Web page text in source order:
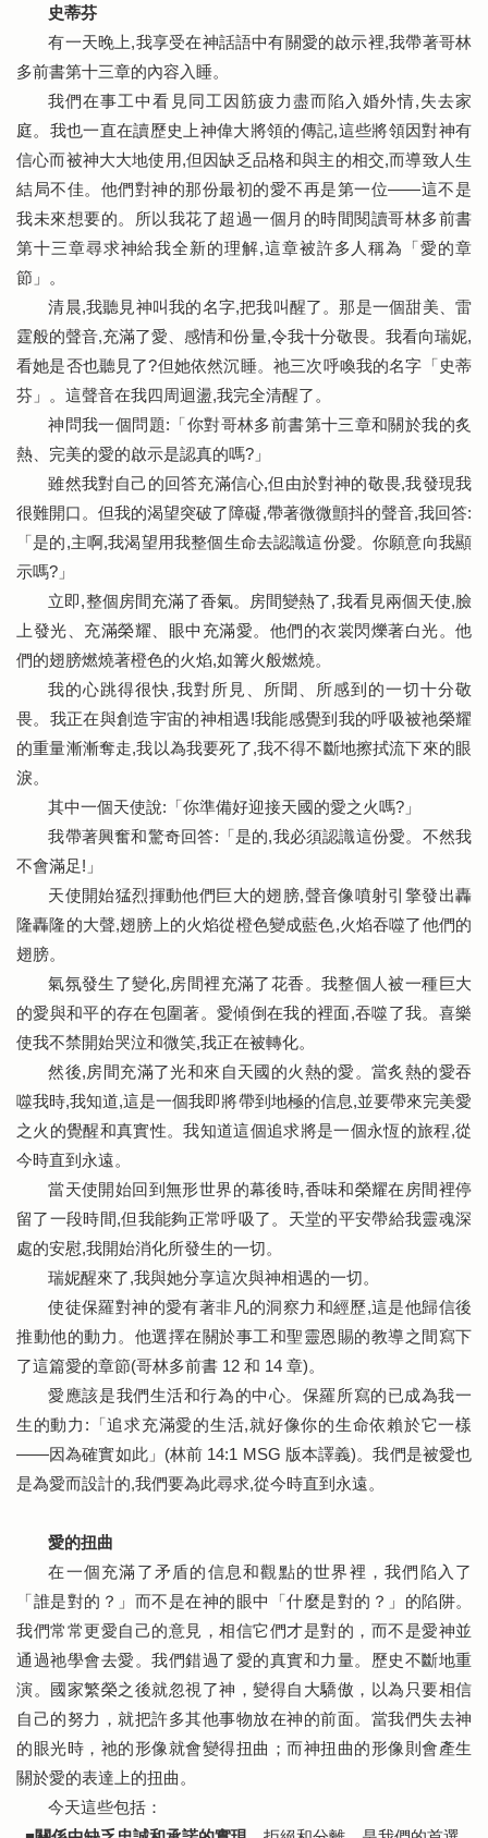
史蒂芬
有一天晚上,我享受在神話語中有關愛的啟示裡,我帶著哥林
多前書第十三章的內容入睡。
我們在事工中看見同工因筋疲力盡而陷入婚外情,失去家
庭。我也一直在讀歷史上神偉大將領的傳記,這些將領因對神有
信心而被神大大地使用,但因缺乏品格和與主的相交,而導致人生
結局不佳。他們對神的那份最初的愛不再是第一位——這不是
我未來想要的。所以我花了超過一個月的時間閱讀哥林多前書
第十三章尋求神給我全新的理解,這章被許多人稱為「愛的章
節」。
清晨,我聽見神叫我的名字,把我叫醒了。那是一個甜美、雷
霆般的聲音,充滿了愛、感情和份量,令我十分敬畏。我看向瑞妮,
看她是否也聽見了?但她依然沉睡。祂三次呼喚我的名字「史蒂
芬」。這聲音在我四周迴盪,我完全清醒了。
神問我一個問題:「你對哥林多前書第十三章和關於我的炙
熱、完美的愛的啟示是認真的嗎?」
雖然我對自己的回答充滿信心,但由於對神的敬畏,我發現我
很難開口。但我的渴望突破了障礙,帶著微微顫抖的聲音,我回答:
「是的,主啊,我渴望用我整個生命去認識這份愛。你願意向我顯
示嗎?」
立即,整個房間充滿了香氣。房間變熱了,我看見兩個天使,臉
上發光、充滿榮耀、眼中充滿愛。他們的衣裳閃爍著白光。他
們的翅膀燃燒著橙色的火焰,如篝火般燃燒。
我的心跳得很快,我對所見、所聞、所感到的一切十分敬
畏。我正在與創造宇宙的神相遇!我能感覺到我的呼吸被祂榮耀
的重量漸漸奪走,我以為我要死了,我不得不斷地擦拭流下來的眼
淚。
其中一個天使說:「你準備好迎接天國的愛之火嗎?」
我帶著興奮和驚奇回答:「是的,我必須認識這份愛。不然我
不會滿足!」
天使開始猛烈揮動他們巨大的翅膀,聲音像噴射引擎發出轟
隆轟隆的大聲,翅膀上的火焰從橙色變成藍色,火焰吞噬了他們的
翅膀。
氣氛發生了變化,房間裡充滿了花香。我整個人被一種巨大
的愛與和平的存在包圍著。愛傾倒在我的裡面,吞噬了我。喜樂
使我不禁開始哭泣和微笑,我正在被轉化。
然後,房間充滿了光和來自天國的火熱的愛。當炙熱的愛吞
噬我時,我知道,這是一個我即將帶到地極的信息,並要帶來完美愛
之火的覺醒和真實性。我知道這個追求將是一個永恆的旅程,從
今時直到永遠。
當天使開始回到無形世界的幕後時,香味和榮耀在房間裡停
留了一段時間,但我能夠正常呼吸了。天堂的平安帶給我靈魂深
處的安慰,我開始消化所發生的一切。
瑞妮醒來了,我與她分享這次與神相遇的一切。
使徒保羅對神的愛有著非凡的洞察力和經歷,這是他歸信後
推動他的動力。他選擇在關於事工和聖靈恩賜的教導之間寫下
了這篇愛的章節(哥林多前書 12 和 14 章)。
愛應該是我們生活和行為的中心。保羅所寫的已成為我一
生的動力:「追求充滿愛的生活,就好像你的生命依賴於它一樣
——因為確實如此」(林前 14:1 MSG 版本譯義)。我們是被愛也
是為愛而設計的,我們要為此尋求,從今時直到永遠。
愛的扭曲
在一個充滿了矛盾的信息和觀點的世界裡，我們陷入了
「誰是對的？」而不是在神的眼中「什麼是對的？」的陷阱。
我們常常更愛自己的意見，相信它們才是對的，而不是愛神並
通過祂學會去愛。我們錯過了愛的真實和力量。歷史不斷地重
演。國家繁榮之後就忽視了神，變得自大驕傲，以為只要相信
自己的努力，就把許多其他事物放在神的前面。當我們失去神
的眼光時，祂的形像就會變得扭曲；而神扭曲的形像則會產生
關於愛的表達上的扭曲。
今天這些包括：